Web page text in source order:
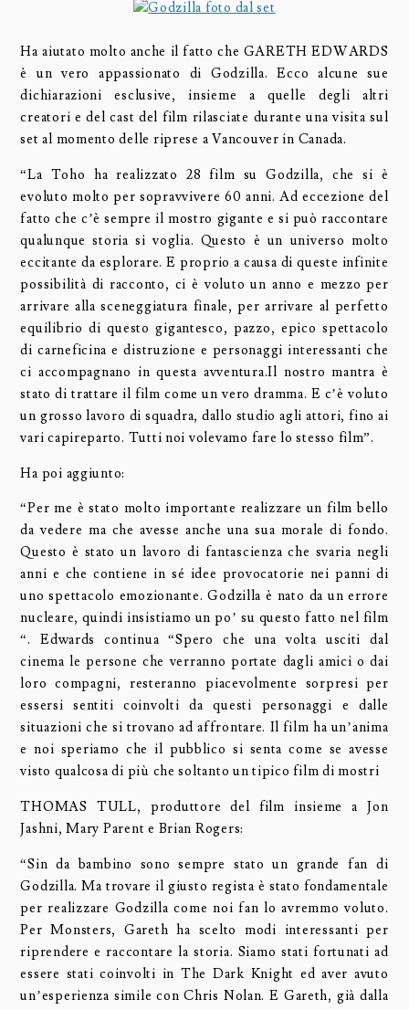
Ha aiutato molto anche il fatto che GARETH EDWARDS
è un vero appassionato di Godzilla. Ecco alcune sue
dichiarazioni esclusive, insieme a quelle degli altri
creatori e del cast del film rilasciate durante una visita sul
set al momento delle riprese a Vancouver in Canada.
“La Toho ha realizzato 28 film su Godzilla, che si è
evoluto molto per sopravvivere 60 anni. Ad eccezione del
fatto che c’è sempre il mostro gigante e si può raccontare
qualunque storia si voglia. Questo è un universo molto
eccitante da esplorare. E proprio a causa di queste infinite
possibilità di racconto, ci è voluto un anno e mezzo per
arrivare alla sceneggiatura finale, per arrivare al perfetto
equilibrio di questo gigantesco, pazzo, epico spettacolo
di carneficina e distruzione e personaggi interessanti che
ci accompagnano in questa avventura.Il nostro mantra è
stato di trattare il film come un vero dramma. E c’è voluto
un grosso lavoro di squadra, dallo studio agli attori, fino ai
vari capireparto. Tutti noi volevamo fare lo stesso film”.
Ha poi aggiunto:
“Per me è stato molto importante realizzare un film bello
da vedere ma che avesse anche una sua morale di fondo.
Questo è stato un lavoro di fantascienza che svaria negli
anni e che contiene in sé idee provocatorie nei panni di
uno spettacolo emozionante. Godzilla è nato da un errore
nucleare, quindi insistiamo un po’ su questo fatto nel film
“. Edwards continua “Spero che una volta usciti dal
cinema le persone che verranno portate dagli amici o dai
loro compagni, resteranno piacevolmente sorpresi per
essersi sentiti coinvolti da questi personaggi e dalle
situazioni che si trovano ad affrontare. Il film ha un’anima
e noi speriamo che il pubblico si senta come se avesse
visto qualcosa di più che soltanto un tipico film di mostri
THOMAS TULL, produttore del film insieme a Jon
Jashni, Mary Parent e Brian Rogers:
“Sin da bambino sono sempre stato un grande fan di
Godzilla. Ma trovare il giusto regista è stato fondamentale
per realizzare Godzilla come noi fan lo avremmo voluto.
Per Monsters, Gareth ha scelto modi interessanti per
riprendere e raccontare la storia. Siamo stati fortunati ad
essere stati coinvolti in The Dark Knight ed aver avuto
un’esperienza simile con Chris Nolan. E Gareth, già dalla